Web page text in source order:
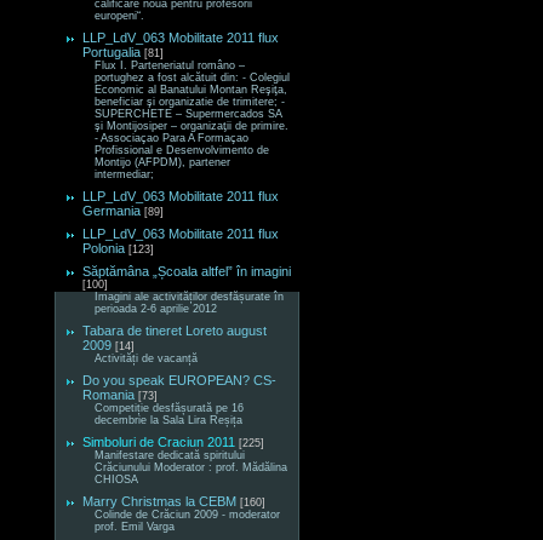
calificare nouă pentru profesorii
europeni“.
LLP_LdV_063 Mobilitate 2011 flux
Portugalia [81]
Flux I. Parteneriatul româno –
portughez a fost alcătuit din: - Colegiul
Economic al Banatului Montan Reşiţa,
beneficiar şi organizatie de trimitere; -
SUPERCHETE – Supermercados SA
şi Montijosiper – organizaţii de primire.
- Associaçao Para A Formaçao
Profissional e Desenvolvimento de
Montijo (AFPDM), partener
intermediar;
LLP_LdV_063 Mobilitate 2011 flux
Germania [89]
LLP_LdV_063 Mobilitate 2011 flux
Polonia [123]
Săptămâna „Școala altfel” în imagini
[100]
Imagini ale activităților desfășurate în
perioada 2-6 aprilie 2012
Tabara de tineret Loreto august
2009 [14]
Activități de vacanță
Do you speak EUROPEAN? CS-
Romania [73]
Competiție desfășurată pe 16
decembrie la Sala Lira Reșița
Simboluri de Craciun 2011 [225]
Manifestare dedicată spiritului
Crăciunului Moderator : prof. Mădălina
CHIOSA
Marry Christmas la CEBM [160]
Colinde de Crăciun 2009 - moderator
prof. Emil Varga